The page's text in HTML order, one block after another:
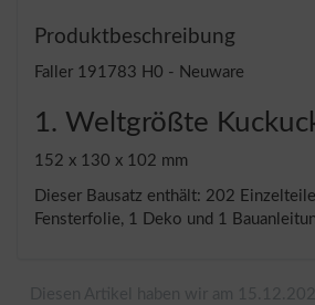
Produktbeschreibung
Faller 191783 H0 - Neuware
1. Weltgrößte
152 x 130 x 102 mm
Dieser Bausatz enthält: 202
Fensterfolie, 1 Deko und 1